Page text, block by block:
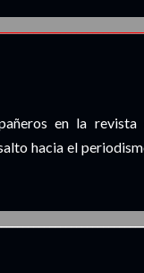
en la revista
hacia el